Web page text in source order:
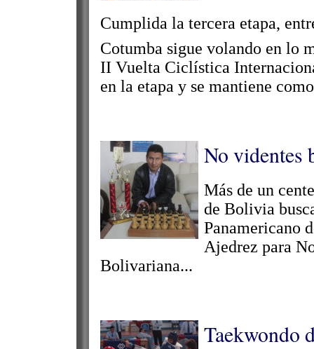
Cumplida la tercera etapa,
Cotumba sigue volando en lo
II Vuelta Ciclística
en la etapa y se mantiene
No videntes
Más de un
de Bolivia
Panamericano
Ajedrez para
Bolivariana...
Taekwondo